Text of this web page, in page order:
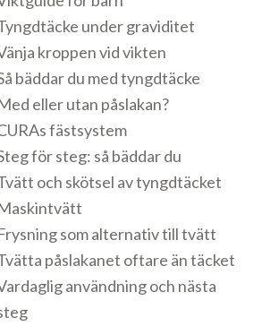
under graviditet
kroppen vid vikten
bäddar du med tyngdtäcke
eller utan påslakan?
fästsystem
för steg: så bäddar du
och skötsel av tyngdtäcket
som alternativ till tvätt
påslakanet oftare än täcket
användning och nästa